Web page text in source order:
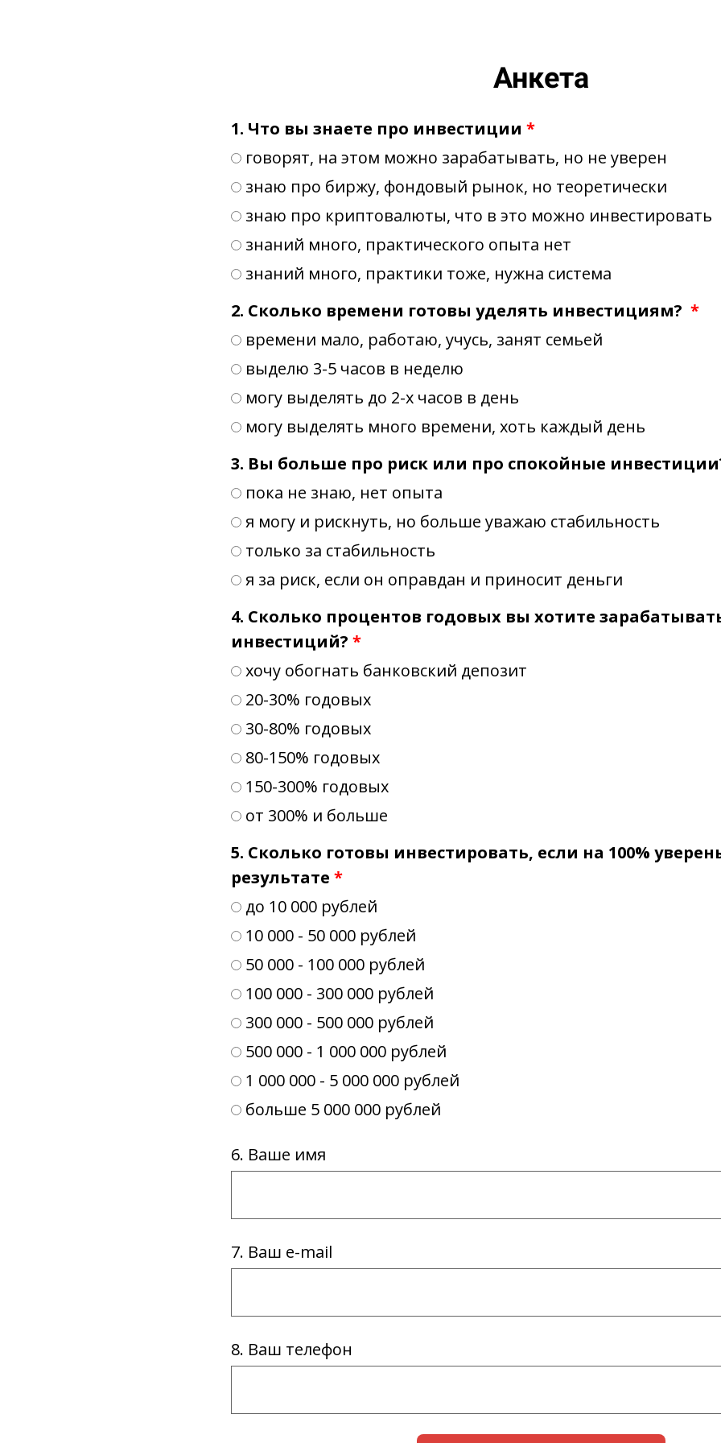
Анкета
1. Что вы знаете про инвестиции *
говорят, на этом можно зарабатывать, но не уверен
знаю про биржу, фондовый рынок, но теоретически
знаю про криптовалюты, что в это можно инвестировать
знаний много, практического опыта нет
знаний много, практики тоже, нужна система
2. Сколько времени готовы уделять инвестициям? *
времени мало, работаю, учусь, занят семьей
выделю 3-5 часов в неделю
могу выделять до 2-х часов в день
могу выделять много времени, хоть каждый день
3. Вы больше про риск или про спокойные
пока не знаю, нет опыта
я могу и рискнуть, но больше уважаю стабильность
только за стабильность
я за риск, если он оправдан и приносит деньги
4. Сколько процентов годовых вы хотите
инвестиций? *
хочу обогнать банковский депозит
20-30% годовых
30-80% годовых
80-150% годовых
150-300% годовых
от 300% и больше
5. Сколько готовы инвестировать, если на 100%
результате *
до 10 000 рублей
10 000 - 50 000 рублей
50 000 - 100 000 рублей
100 000 - 300 000 рублей
300 000 - 500 000 рублей
500 000 - 1 000 000 рублей
1 000 000 - 5 000 000 рублей
больше 5 000 000 рублей
6. Ваше имя
7. Ваш e-mail
8. Ваш телефон